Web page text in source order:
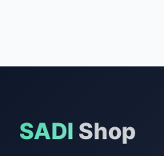
SADI Shop